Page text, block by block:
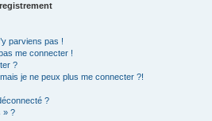
parviens pas !
me connecter !
?
je ne peux plus me connecter ?!
?
» ?